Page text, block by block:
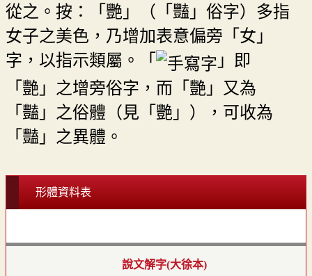
從之。按：「艷」（「豔」俗字）多指
女子之美色，乃增加表意偏旁「女」
字，以指示類屬。「
」即
「艷」之增旁俗字，而「艷」又為
「豔」之俗體（見「艷」），可收為
「豔」之異體。
形體資料表
說文解字(大徐本)